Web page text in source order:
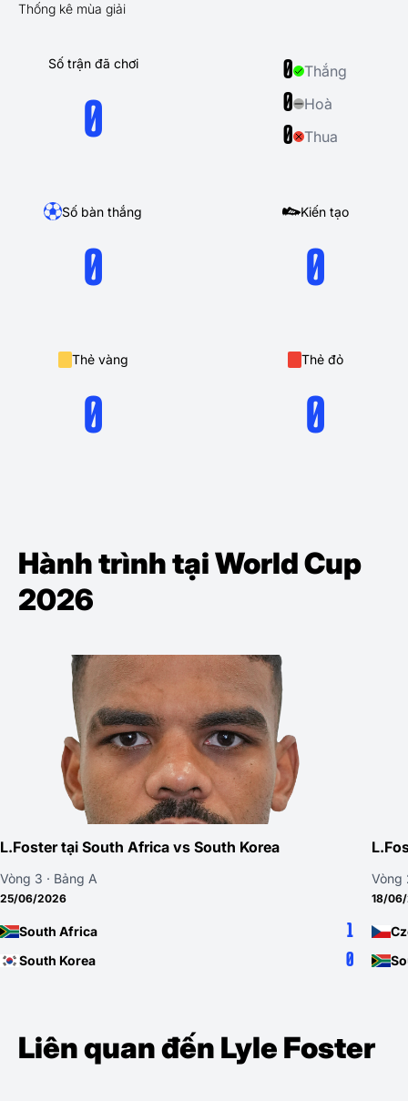
Thống kê mùa giải
Số trận đã chơi
0
Số bàn thắng
0
Kiến tạo
0
Thẻ vàng
0
Thẻ đỏ
0
0 Thắng
0 Hoà
0 Thua
Hành trình tại World Cup
2026
L.Foster tại South Africa vs South Korea
Vòng 3 · Bảng A
25/06/2026
South Africa 1
South Korea 0
Vòng
18/
Liên quan đến Lyle Foster